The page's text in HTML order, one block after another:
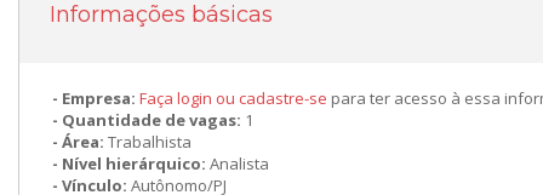
Informações básicas
Empresa: Faça login ou cadastre-se para ter acesso à essa
Quantidade de vagas: 1
Área: Trabalhista
Nível hierárquico: Analista
Vínculo: Autônomo/PJ